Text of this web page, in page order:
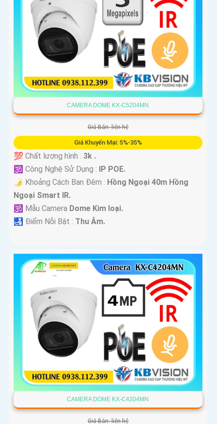
CAMERA DOME KX-C5204MN
Giá Bán: liên hệ
Giá Khuyến Mại: 5%-35%
💯 Chất lượng hình : 3k .
🕉️ Công Nghệ Sử Dụng : IP POE.
🌛 Khoảng Cách Ban Đêm : Hồng Ngoại 40m Hồng
Ngoại Smart IR.
🕉️ Mẫu Camera Dome Kim loại.
️🛃 Điểm Nỗi Bật : Thu Âm.
CAMERA DOME KX-C4204MN
Giá Bán: liên hệ